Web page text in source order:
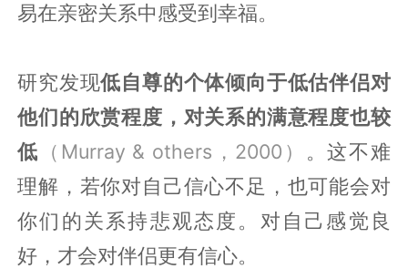
易在亲密关系中感受到幸福。
研究发现低自尊的个体倾向于低估伴侣对
他们的欣赏程度，对关系的满意程度也较
低 （Murray & others，2000） 。这不难
理解，若你对自己信心不足，也可能会对
你们的关系持悲观态度。对自己感觉良
好，才会对伴侣更有信心。